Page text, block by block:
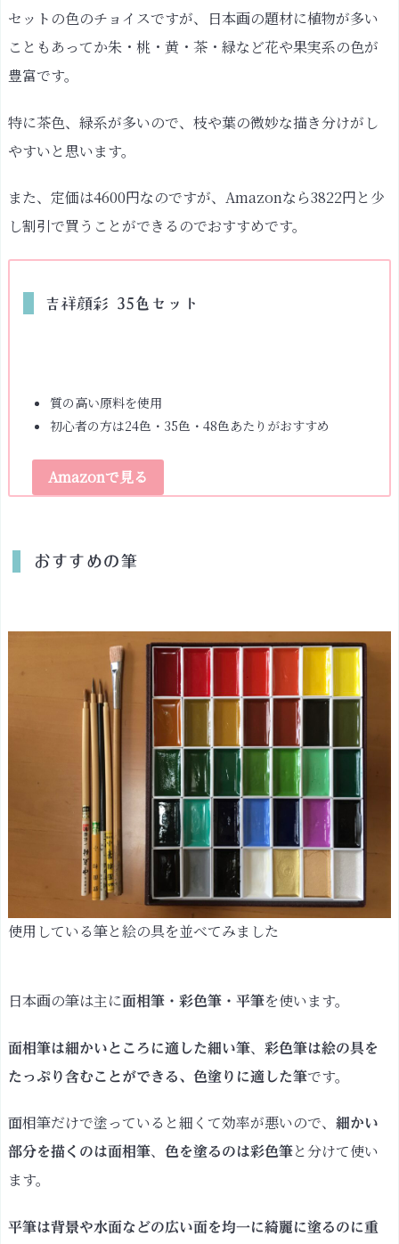
セットの色のチョイスですが、日本画の題材に植物が多い
こともあってか朱・桃・黄・茶・緑など花や果実系の色が
豊富です。
特に茶色、緑系が多いので、枝や葉の微妙な描き分けがし
やすいと思います。
また、定価は4600円なのですが、Amazonなら3822円と少
し割引で買うことができるのでおすすめです。
吉祥顔彩 35色セット
質の高い原料を使用
初心者の方は24色・35色・48色あたりがおすすめ
Amazonで見る
おすすめの筆
使用している筆と絵の具を並べてみました
日本画の筆は主に面相筆・彩色筆・平筆を使います。
面相筆は細かいところに適した細い筆、
彩色筆は絵の具を
たっぷり含むことができる、色塗りに適した筆です。
面相筆だけで塗っていると細くて効率が悪いので、
細かい
部分を描くのは面相筆、 色を塗るのは彩色筆と分けて使い
ます。
平筆は背景や水面などの広い面を均一に綺麗に塗るのに重